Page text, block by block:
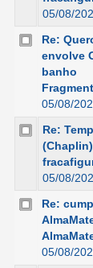
05/08/
Re:
envolve
banho
05/08/
Re:
(Chaplin)
05/08/
Re:
05/08/